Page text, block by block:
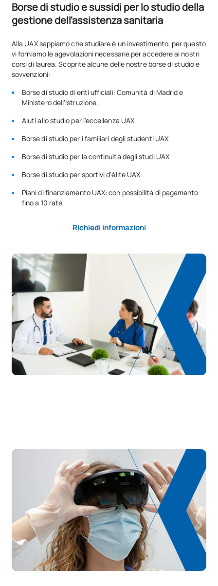
Profilo di ammissione
Il profilo di accesso raccomandato per frequentare questo
affine alle Scienze della Salute.
Il Dipartimento Ammissioni dell’UAX, in coordinamento con la
Direzione degli Studi, sarà l’organo incaricato della gestione e
della valutazione delle domande di ammissione al corso. In
caso di dubbi o reclami, il fascicolo sarà sottoposto al
Consiglio di Facoltà/Scuola a cui fa capo questo Master
universitario.
La commissione incaricata dell’ammissione sarà composta
da: personale responsabile del Dipartimento Ammissioni
dell’UAX, personale tecnico del Dipartimento Ammissioni e il
Direttore degli studi o un membro del personale accademico
da lui delegato.
Borse di studio e sussidi per lo studio della
gestione dell'assistenza sanitaria
Alla UAX sappiamo che studiare è un investimento, per questo
vi forniamo le agevolazioni necessarie per accedere ai nostri
corsi di laurea. Scoprite alcune delle nostre borse di studio e
sovvenzioni:
Borse di studio di enti ufficiali: Comunità di Madrid e
Ministero dell'Istruzione.
Aiuti allo studio per l'eccellenza UAX
Borse di studio per i familiari degli studenti UAX
Borse di studio per la continuità degli studi UAX
Borse di studio per sportivi d'élite UAX
Piani di finanziamento UAX: con possibilità di pagamento
fino a 10 rate.
Richiedi informazioni